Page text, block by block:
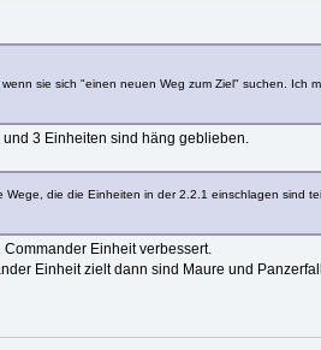
sie sich "einen neuen Weg zum Ziel" suchen. Ich
3 Einheiten sind häng geblieben.
die die Einheiten in der 2.2.1 einschlagen sind
Einheit verbessert.
Einheit zielt dann sind Maure und